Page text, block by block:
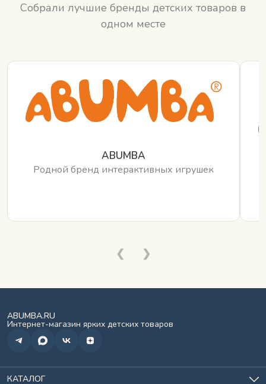
Собрали лучшие бренды детских товаров в
одном месте
ABUMBA
Родной бренд интерактивных игрушек
❮ ❯
ABUMBA.RU
Интернет-магазин ярких детских товаров
КАТАЛОГ